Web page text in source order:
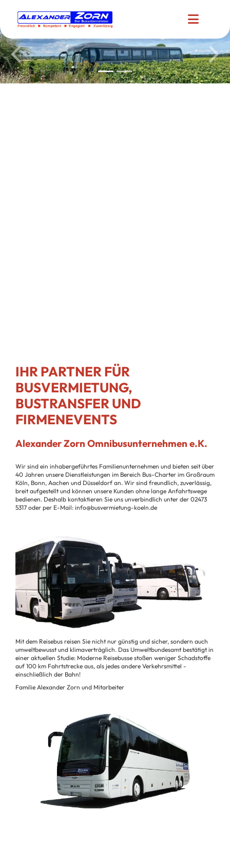
IHR PARTNER FÜR
BUSVERMIETUNG,
BUSTRANSFER UND
FIRMENEVENTS
Alexander Zorn Omnibusunternehmen e.K.
Wir sind ein inhabergeführtes Familienunternehmen und bieten seit über
40 Jahren unsere Dienstleistungen im Bereich Bus-Charter im Großraum
Köln, Bonn, Aachen und Düsseldorf an. Wir sind freundlich, zuverlässig,
breit aufgestellt und können unsere Kunden ohne lange Anfahrtswege
bedienen. Deshalb kontaktieren Sie uns unverbindlich unter der 02473
5317 oder per E-Mail: info@busvermietung-koeln.de
Mit dem Reisebus reisen Sie nicht nur günstig und sicher, sondern auch
umweltbewusst und klimaverträglich. Das Umweltbundesamt bestätigt in
einer aktuellen Studie: Moderne Reisebusse stoßen weniger Schadstoffe
auf 100 km Fahrtstrecke aus, als jedes andere Verkehrsmittel -
einschließlich der Bahn!
Familie Alexander Zorn und Mitarbeiter